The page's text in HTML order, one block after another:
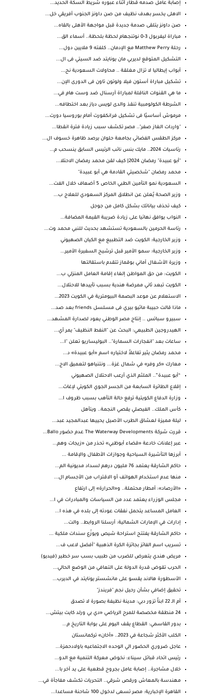
إصابة عامل صدمه قطار أثناء عبوره شريط السكة الحديد...
الاهلى يخسر بهدف نظيف من صن داونز الجنوب أفريقي خل...
صن داونز يتلقى صدمة جديدة قبل مواجهة الأهلى بالقاه...
مباراة ليفربول 3-0 نوتنجهام لحظة بلحظة.. أسماء الق...
رحلة Matthew Perry مع الإدمان.. كلفته 9 ملايين دول...
التشكيل المتوقع لديربي مان يونايتد ضد السيتي فى ال...
أبواب إيطاليا لا تزال مغلقة .. محاولات السعودية نح...
تشكيل مباراة أستون فيلا ولوتون تاون فى الدورى الإن...
ما هي القنوات الناقلة لمباراة آرسنال ضد وست هام في...
الشرطة الكولومبية تنقذ والدى لويس دياز بعد اختطافه...
مرموش أساسيًا فى تشكيل فرانكفورت أمام بوروسيا دورت...
"واردات الغاز صفر".. مصر تكشف سبب زيادة فترة انقطا...
مركز الطقس الفضائي بجامعة حلوان يرصد ظاهرة خسوف ال...
رئاسيات 2024.. مايك بنس نائب الرئيس السابق ينسحب م...
"أبو عبيدة" رمضان 2024| كيف لقن محمد رمضان الاحتلا...
محمد رمضان "شخصيتي القادمة هي أبو عبيدة"
السعودية نمو التأمين الطبي الخاص 5 أضعاف خلال الفت...
وزير الصحة يُعلن عن انطلاق المركز السعودي للعلاج ب...
كيف تحذف بياناتك بشكل كامل من جوجل
النواب يوافق نهائيا على زيادة ضريبة القيمة المضافة...
رئاسة الحرمين بالسعودية تستشهد بحديث للنبي محمد وت...
وزير الخارجية: الكويت ضد التطبيع مع الكيان الصهيوني
وزير الخارجية: سمو الأمير قبل ترشيح السفيرة الأمير...
وزيرة الأشغال أماني بوقماز تتقدم باستقالتها
الكويت: من حق المواطن إلغاء إقامة العامل المنزلي ب...
الكويت تبعد ثاني ممرضة هندية بسبب تأييدها للاحتلال...
الاستعلام عن موعد البصمة البيومترية في الكويت 2023...
ماذا قالت حبيبة ماثيو بيري فى مسلسل friends بعد صد...
سبيرو سباتس .. إنتاج مصر الوطني يعود لصدارة المشهد...
الهيدروجين الطبيعي: البحث عن "النفط النظيف" يمر أي...
ساعات بعد "انفجارات السمارة".. البوليساريو تعلن "ا...
محمد رمضان يثير تفاعلاً لاختياره اسم «أبو عبيدة» د...
معارك «كر وفر» في شمال غزة... ونتنياهو لتعميق الاج...
“أبو عبيدة”.. الملثم الذي أرعب الاحتلال الصهيوني
إقلاع الطائرة السابعة من الجسر الجوي الكويتي لإغاث...
وزارة الدفاع الكويتية ترفع حالة التأهب بسبب ظروف ا...
كأس الملك.. الفيصلي يقصي النجمة.. ويتأهل
ليلة مميزة لعشاق الطرب الأصيل يحييها عبدالمجيد عبد...
قررت شركة The Waterway Developments عدم حضور Ballo...
عبر إعلانات خادعة «قضاء أبوظبي» تحذر من «زيجات وهم...
أبرزها التأشيرة السياحية وجوازات الأطفال والإقامة ...
حاكم الشارقة يعتمد 76 مليون درهم لسداد مديونية الم...
منها عدم استخدام الهواتف أو الاقتراب من الأجسام ال...
«الأرصاد»: أمطار محتملة.. و«الحرارة» إلى ارتفاع
مجلس الوزراء يعتمد عدد من السياسات والمبادرات في ا...
العامل المساعد يتحمل نفقات عودته إلى بلده في هذه ا...
إدارات في الإمارات الشمالية: أرسلنا الروابط.. والت...
حاكم الشارقة يفتتح استراحة شيص ويوزّع سندات ملكية ...
تسريب اسم الفائز بجائزة الكرة الذهبية "أفضل لاعب ف...
مريض هندي يتعرض للضرب من طبيب بسب سر خطير (فيديو)
الحرب تقوض قدرة الدولة على التعافي من الوضع الحالي...
الأسطورة هالاند يقسو على مانشستر يونايتد في الديرب...
تحقيق إضافي بشأن رحيل نجم "فريندز"
أم الـ 22 ابناً تزور دبي: مدينة نظيفة بصورة لا تصدق
24 منطقة مخصصة للمرح الرياضي «دي بي ورلد كايت بيتش...
بدور القاسمي: القطاع يقف اليوم على بوابة التاريخ م...
الكلب الأكثر شجاعة في 2023.. «أخان» تركمانستان
عاجل ضروري الحضور الي الوحده الاجتماعيه باولادحمزة...
رئيس اتحاد قبائل سيناء: نخوض معركة التنمية مع الدو...
خلال مشاجرة.. إصابة عامل بجروح قطعية على يد آخر با...
مهندسة بالمعاش ورقص شرقي.. التحريات تكشف مفاجأة في...
القاهرة الإخبارية: مصر تسعى لدخول 100 شاحنة مساعدا...